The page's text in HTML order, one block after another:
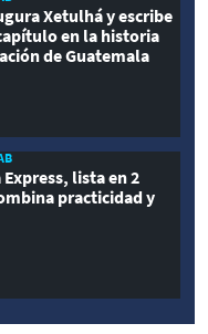
Xetulhá y escribe
en la historia
de Guatemala
lista en 2
practicidad y